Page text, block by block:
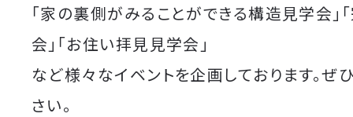
「家の裏側がみることができる構造見学会」
会」「お住い拝見見学会」
など様々なイベントを企画しております。ぜ
さい。